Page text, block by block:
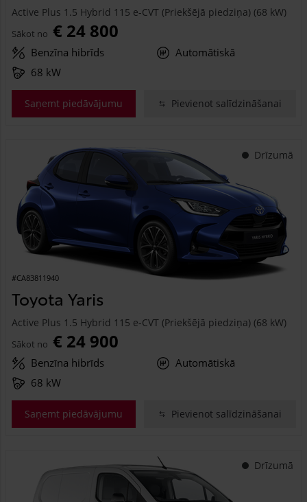
Active Plus 1.5 Hybrid 115 e-CVT (Priekšējā piedziņa) (68 kW)
Sākot no € 24 800
Benzīna hibrīds
Automātiskā
68 kW
Saņemt piedāvājumu Pievienot salīdzināšanai
Drīzumā
#CA83811940
Toyota Yaris
Active Plus 1.5 Hybrid 115 e-CVT (Priekšējā piedziņa) (68 kW)
Sākot no € 24 900
Benzīna hibrīds
Automātiskā
68 kW
Saņemt piedāvājumu Pievienot salīdzināšanai
Drīzumā